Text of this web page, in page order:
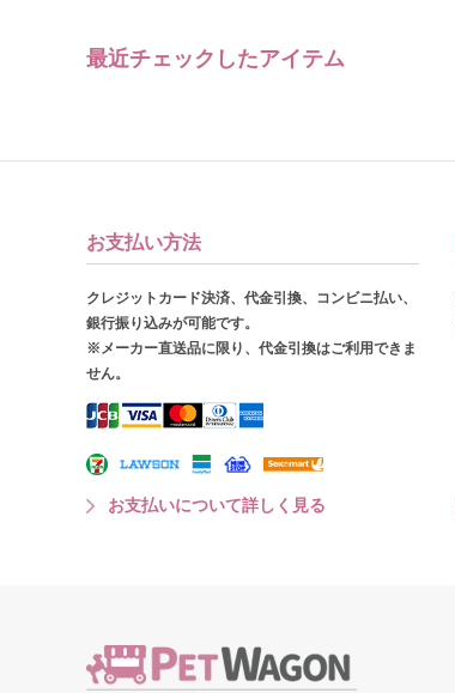
最近チェックしたアイテム
お支払い方法
クレジットカード決済、代金引換、コンビニ払い、
銀行振り込みが可能です。
※メーカー直送品に限り、代金引換はご利用できま
せん。
お支払いについて詳しく見る